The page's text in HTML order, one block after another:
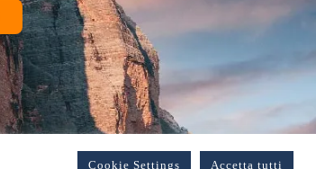
Cookie Settings Accetta tutti